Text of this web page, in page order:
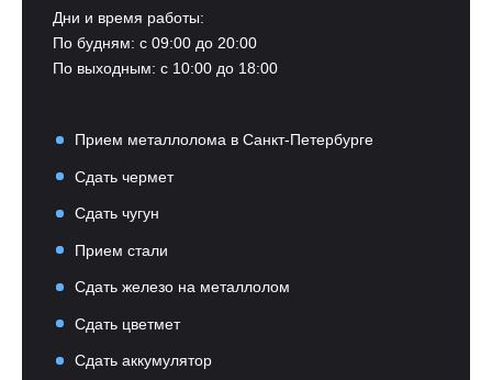
Дни и время работы:
По будням: с 09:00 до 20:00
По выходным: с 10:00 до 18:00
Прием металлолома в Санкт-Петербурге
Сдать чермет
Сдать чугун
Прием стали
Сдать железо на металлолом
Сдать цветмет
Сдать аккумулятор